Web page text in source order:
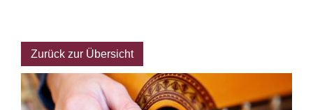
Zurück zur Übersicht